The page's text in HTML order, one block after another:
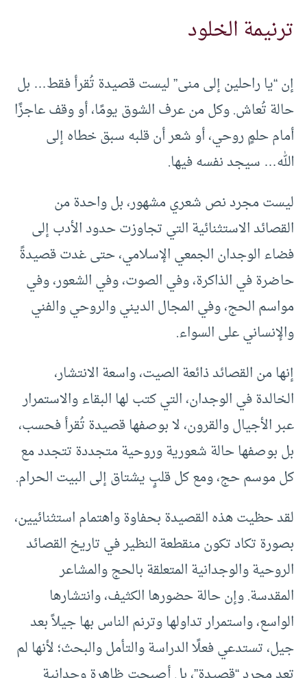
ترنيمة الخلود
إن “يا راحلين إلى منى” ليست قصيدة تُقرأ فقط… بل
حالة تُعاش. وكل من عرف الشوق يومًا، أو وقف عاجزًا
أمام حلمٍ روحي، أو شعر أن قلبه سبق خطاه إلى
الله… سيجد نفسه فيها.
ليست مجرد نص شعري مشهور، بل واحدة من
القصائد الاستثنائية التي تجاوزت حدود الأدب إلى
فضاء الوجدان الجمعي الإسلامي، حتى غدت قصيدةً
حاضرة في الذاكرة، وفي الصوت، وفي الشعور، وفي
مواسم الحج، وفي المجال الديني والروحي والفني
والإنساني على السواء.
إنها من القصائد ذائعة الصيت، واسعة الانتشار،
الخالدة في الوجدان، التي كتب لها البقاء والاستمرار
عبر الأجيال والقرون، لا بوصفها قصيدة تُقرأ فحسب،
بل بوصفها حالة شعورية وروحية متجددة تتجدد مع
كل موسم حج، ومع كل قلبٍ يشتاق إلى البيت الحرام.
لقد حظيت هذه القصيدة بحفاوة واهتمام استثنائيين،
بصورة تكاد تكون منقطعة النظير في تاريخ القصائد
الروحية والوجدانية المتعلقة بالحج والمشاعر
المقدسة. وإن حالة حضورها الكثيف، وانتشارها
الواسع، واستمرار تداولها وترنم الناس بها جيلاً بعد
جيل، تستدعي فعلًا الدراسة والتأمل والبحث؛ لأنها لم